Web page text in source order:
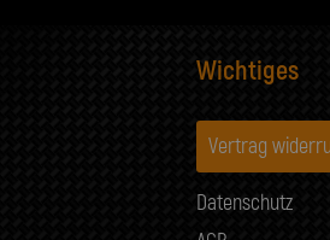
Wichtiges
Vertrag
Datenschutz